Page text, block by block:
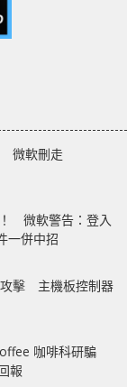
微軟刪走
微軟警告：登入
一併中招
攻擊 主機板控制器
咖啡科研騙
報